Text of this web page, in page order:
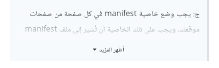
ج: يجب وضع خاصية manifest في كل صفحة من صفحات
موقعك، ويجب على تلك الخاصية أن تُشير إلى ملف manifest
للتخزين المؤقت لكامل تطبيق الويب.
أظهر المزيد